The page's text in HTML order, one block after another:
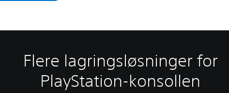
Flere lagringsløsninger for
PlayStation-konsollen